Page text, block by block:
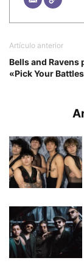
Artículo anterior
Bells and Ravens
«Pick Your